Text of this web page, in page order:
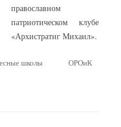
православном
патриотическом клубе
«Архистратиг Михаил».
школы
ОРОиК